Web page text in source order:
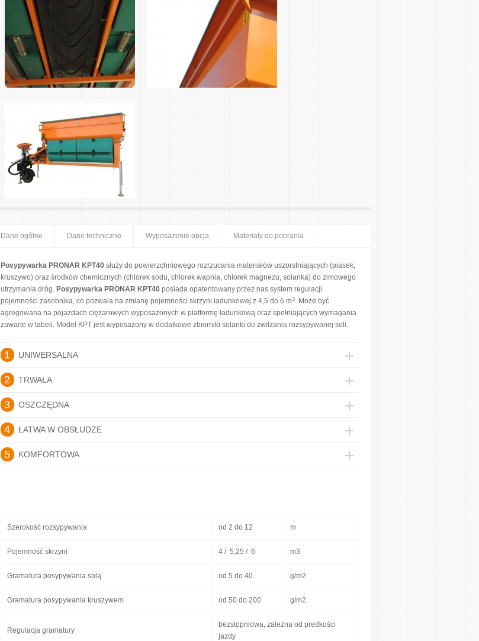
Dane ogólne Dane techniczne Wyposażenie opcja Materiały do pobrania
Posypywarka PRONAR KPT40 służy do powierzchniowego rozrzucania materiałów uszorstniających (piasek,
kruszywo) oraz środków chemicznych (chlorek sodu, chlorek wapnia, chlorek magnezu, solanka) do zimowego
utrzymania dróg. Posypywarka PRONAR KPT40 posiada opatentowany przez nas system regulacji
pojemności zasobnika, co pozwala na zmianę pojemności skrzyni ładunkowej z 4,5 do 6 m3. Może być
agregowana na pojazdach ciężarowych wyposażonych w platformę ładunkową oraz spełniających wymagania
zawarte w tabeli. Model KPT jest wyposażony w dodatkowe zbiorniki solanki do zwilżania rozsypywanej soli.
1 UNIWERSALNA
2 TRWAŁA
3 OSZCZĘDNA
4 ŁATWA W OBSŁUDZE
5 KOMFORTOWA
Szerokość rozsypywania od 2 do 12 m
Pojemność skrzyni 4 / 5,25 / 6 m3
Gramatura posypywania solą od 5 do 40 g/m2
Gramatura posypywania kruszywem od 50 do 200 g/m2
Regulacja gramatury
bezstopniowa, zależna od predkości
jazdy